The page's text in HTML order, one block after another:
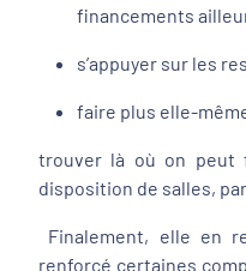
financements
s’appuyer sur les
faire plus elle-
trouver là où on peut
disposition de salles,
Finalement, elle en
renforcé certaines